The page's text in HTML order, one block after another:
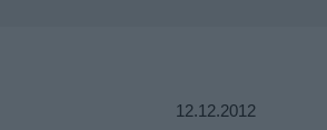
12.12.2012